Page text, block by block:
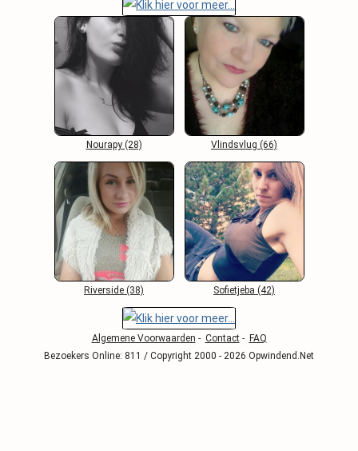
Nourapy (28) Vlindsvlug (66)
Riverside (38) Sofietjeba (42)
Algemene Voorwaarden - Contact- FAQ
Bezoekers Online: 811 / Copyright 2000 - 2026 Opwindend.Net